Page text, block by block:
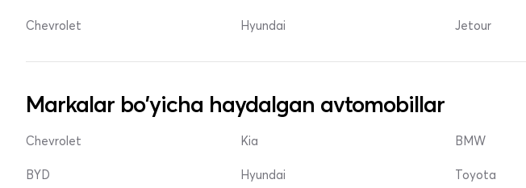
Chevrolet Hyundai Jetour
Markalar bo'yicha haydalgan avtomobillar
Chevrolet
BYD
Kia
Hyundai
BMW
Toyota